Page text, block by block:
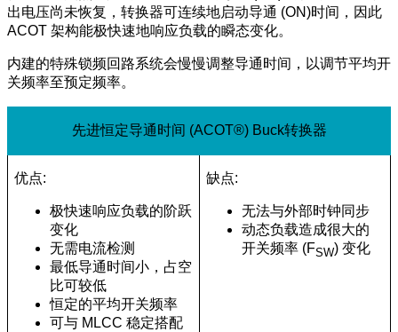
出电压尚未恢复，转换器可连续地启动导通 (ON)时间，因此
ACOT 架构能极快速地响应负载的瞬态变化。
内建的特殊锁频回路系统会慢慢调整导通时间，以调节平均开
关频率至预定频率。
先进恒定导通时间 (ACOT®) Buck转换器
优点:
极快速响应负载的阶跃
变化
无需电流检测
最低导通时间小，占空
比可较低
恒定的平均开关频率
可与 MLCC 稳定搭配
缺点:
无法与外部时钟同步
动态负载造成很大的
开关频率 (FSW) 变化